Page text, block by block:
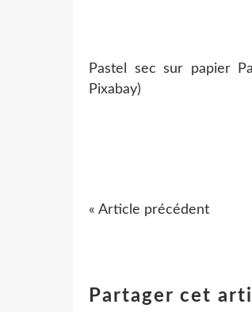
Pastel sec sur papier
Pixabay)
« Article précédent
Partager cet